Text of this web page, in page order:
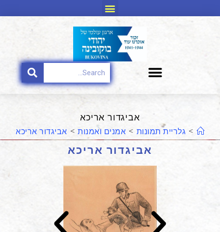
אביגדור אריכא
> גלריית תמונות > אמנים ואמנות​ > אביגדור אריכא
אביגדור אריכא